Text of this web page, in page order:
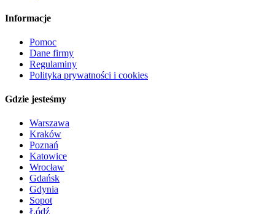
Informacje
Pomoc
Dane firmy
Regulaminy
Polityka prywatności i cookies
Gdzie jesteśmy
Warszawa
Kraków
Poznań
Katowice
Wrocław
Gdańsk
Gdynia
Sopot
Łódź